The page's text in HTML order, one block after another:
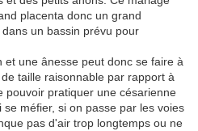
placenta donc un grand
un bassin prévu pour
une ânesse peut donc se faire à
taille raisonnable par rapport à
pouvoir pratiquer une césarienne
méfier, si on passe par les voies
pas d'air trop longtemps ou ne